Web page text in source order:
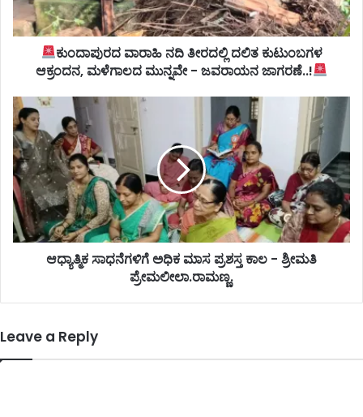
ಕುಂದಾಪುರದ ವಾರಾಹಿ ನದಿ ತೀರದಲ್ಲಿ ದಲಿತ ಕುಟುಂಬಗಳ
ಆಕ್ರಂದನ, ಮಳೆಗಾಲದ ಮುನ್ನವೇ - ಜವರಾಯನ ಜಾಗರಣೆ..!
ಆಧ್ಯಾತ್ಮಿಕ ಸಾಧನೆಗಳಿಗೆ ಅಧಿಕ ಮಾಸ ಪ್ರಶಸ್ತ ಕಾಲ - ಶ್ರೀಮತಿ
ಪ್ರೇಮಲೀಲಾ.ರಾಮಣ್ಣ.
Leave a Reply